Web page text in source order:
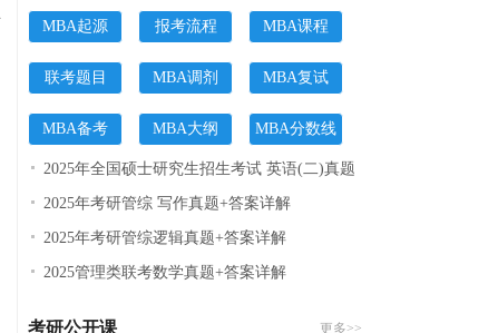
MBA起源 报考流程 MBA课程
联考题目 MBA调剂 MBA复试
MBA备考 MBA大纲 MBA分数线
2025年全国硕士研究生招生考试 英语(二)真题
2025年考研管综 写作真题+答案详解
2025年考研管综逻辑真题+答案详解
2025管理类联考数学真题+答案详解
考研公开课 更多>>